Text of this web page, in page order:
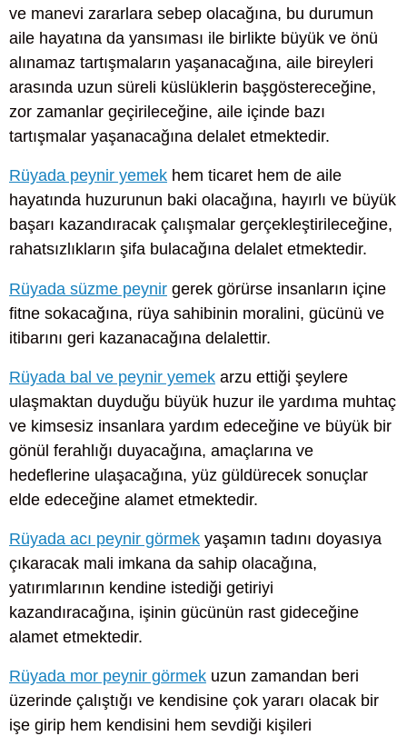
ve manevi zararlara sebep olacağına, bu durumun
aile hayatına da yansıması ile birlikte büyük ve önü
alınamaz tartışmaların yaşanacağına, aile bireyleri
arasında uzun süreli küslüklerin başgöstereceğine,
zor zamanlar geçirileceğine, aile içinde bazı
tartışmalar yaşanacağına delalet etmektedir.
Rüyada peynir yemek hem ticaret hem de aile
hayatında huzurunun baki olacağına, hayırlı ve büyük
başarı kazandıracak çalışmalar gerçekleştirileceğine,
rahatsızlıkların şifa bulacağına delalet etmektedir.
Rüyada süzme peynir gerek görürse insanların içine
fitne sokacağına, rüya sahibinin moralini, gücünü ve
itibarını geri kazanacağına delalettir.
Rüyada bal ve peynir yemek arzu ettiği şeylere
ulaşmaktan duyduğu büyük huzur ile yardıma muhtaç
ve kimsesiz insanlara yardım edeceğine ve büyük bir
gönül ferahlığı duyacağına, amaçlarına ve
hedeflerine ulaşacağına, yüz güldürecek sonuçlar
elde edeceğine alamet etmektedir.
Rüyada acı peynir görmek yaşamın tadını doyasıya
çıkaracak mali imkana da sahip olacağına,
yatırımlarının kendine istediği getiriyi
kazandıracağına, işinin gücünün rast gideceğine
alamet etmektedir.
Rüyada mor peynir görmek uzun zamandan beri
üzerinde çalıştığı ve kendisine çok yararı olacak bir
işe girip hem kendisini hem sevdiği kişileri